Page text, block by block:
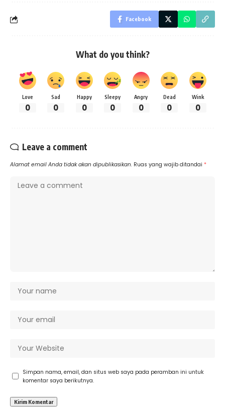
Facebook
What do you think?
Love
0
Sad
0
Happy
0
Sleepy
0
Angry
0
Dead
0
Wink
0
Leave a comment
Alamat email Anda tidak akan dipublikasikan. Ruas yang wajib ditandai *
Simpan nama, email, dan situs web saya pada peramban ini untuk
komentar saya berikutnya.